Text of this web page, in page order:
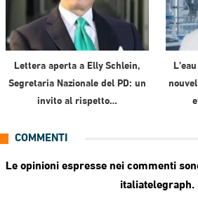
Lettera aperta a Elly Schlein,
Segretaria Nazionale del PD: un
invito al rispetto…
COMMENTI
Le opinioni espresse nei commenti
italiatelegraph.